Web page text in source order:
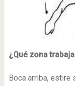
¿Qué zona
Boca arriba, estire